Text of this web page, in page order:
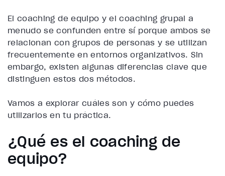
El coaching de equipo y el coaching grupal a
menudo se confunden entre sí porque ambos se
relacionan con grupos de personas y se utilizan
frecuentemente en entornos organizativos. Sin
embargo, existen algunas diferencias clave que
distinguen estos dos métodos.
Vamos a explorar cuáles son y cómo puedes
utilizarlos en tu práctica.
¿Qué es el coaching de
equipo?